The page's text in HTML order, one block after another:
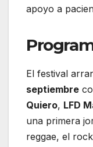
apoyo a
El festival
septiembre
Quiero, LFD
una primera
reggae, el